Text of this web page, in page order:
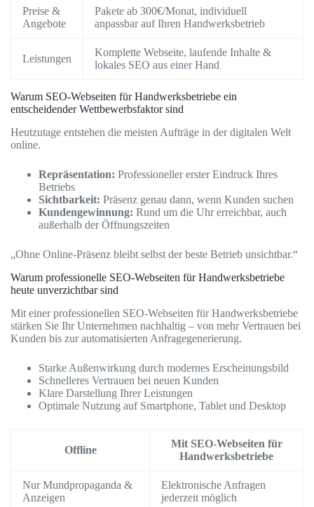
Preise &
Angebote
Pakete ab 300€/Monat, individuell
anpassbar auf Ihren Handwerksbetrieb
Leistungen
Komplette Webseite, laufende Inhalte &
lokales SEO aus einer Hand
Warum SEO-Webseiten für Handwerksbetriebe ein
entscheidender Wettbewerbsfaktor sind
Heutzutage entstehen die meisten Aufträge in der digitalen Welt
online.
Repräsentation: Professioneller erster Eindruck Ihres
Betriebs
Sichtbarkeit: Präsenz genau dann, wenn Kunden suchen
Kundengewinnung: Rund um die Uhr erreichbar, auch
außerhalb der Öffnungszeiten
„Ohne Online-Präsenz bleibt selbst der beste Betrieb unsichtbar.“
Warum professionelle SEO-Webseiten für Handwerksbetriebe
heute unverzichtbar sind
Mit einer professionellen SEO-Webseiten für Handwerksbetriebe
stärken Sie Ihr Unternehmen nachhaltig – von mehr Vertrauen bei
Kunden bis zur automatisierten Anfragegenerierung.
Starke Außenwirkung durch modernes Erscheinungsbild
Schnelleres Vertrauen bei neuen Kunden
Klare Darstellung Ihrer Leistungen
Optimale Nutzung auf Smartphone, Tablet und Desktop
Offline
Mit SEO-Webseiten für
Handwerksbetriebe
Nur Mundpropaganda &
Anzeigen
Elektronische Anfragen
jederzeit möglich